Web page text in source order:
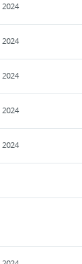
2024
2024
2024
2024
2024